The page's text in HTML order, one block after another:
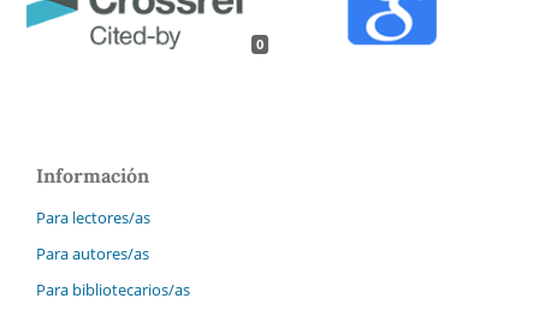
0
Información
Para lectores/as
Para autores/as
Para bibliotecarios/as